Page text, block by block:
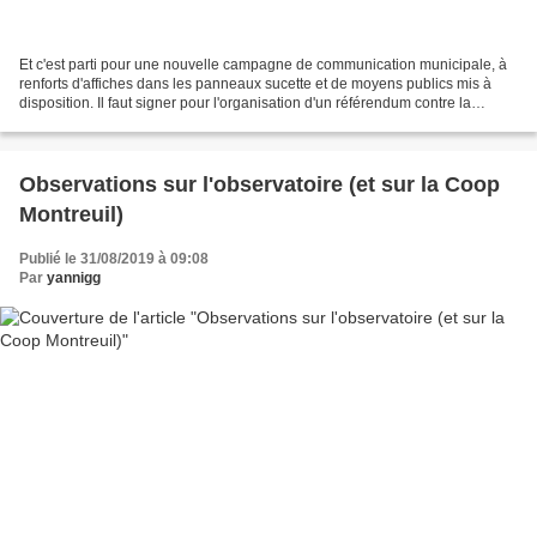
Et c'est parti pour une nouvelle campagne de communication municipale, à
renforts d'affiches dans les panneaux sucette et de moyens publics mis à
disposition. Il faut signer pour l'organisation d'un référendum contre la
Observations sur l'observatoire (et sur la Coop
Montreuil)
Publié le 31/08/2019 à 09:08
Par yannigg